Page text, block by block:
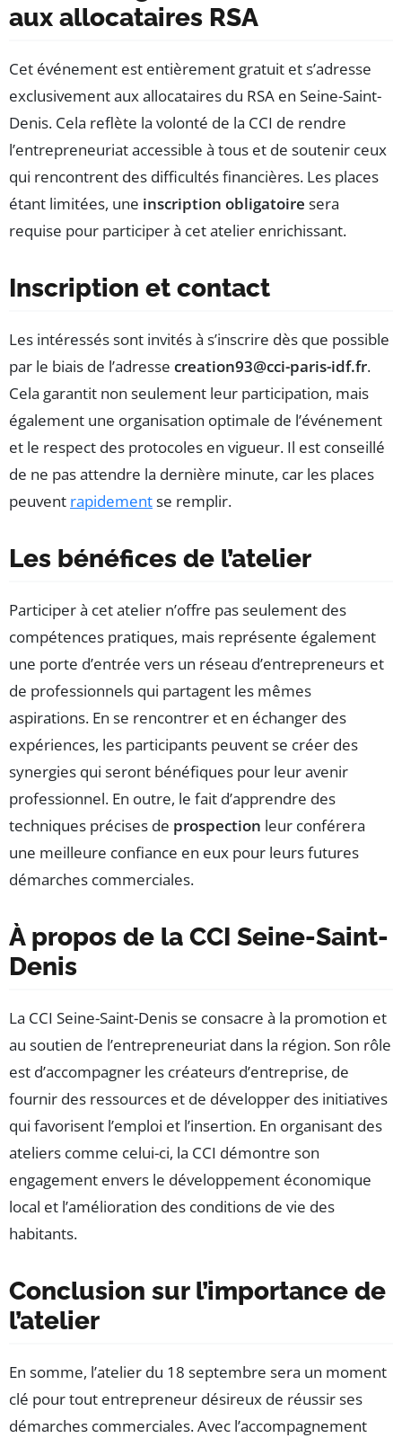
aux allocataires RSA
Cet événement est entièrement gratuit et s’adresse
exclusivement aux allocataires du RSA en Seine-Saint-
Denis. Cela reflète la volonté de la CCI de rendre
l’entrepreneuriat accessible à tous et de soutenir ceux
qui rencontrent des difficultés financières. Les places
étant limitées, une inscription obligatoire sera
requise pour participer à cet atelier enrichissant.
Inscription et contact
Les intéressés sont invités à s’inscrire dès que possible
par le biais de l’adresse creation93@cci-paris-idf.fr.
Cela garantit non seulement leur participation, mais
également une organisation optimale de l’événement
et le respect des protocoles en vigueur. Il est conseillé
de ne pas attendre la dernière minute, car les places
peuvent rapidementse remplir.
Les bénéfices de l’atelier
Participer à cet atelier n’offre pas seulement des
compétences pratiques, mais représente également
une porte d’entrée vers un réseau d’entrepreneurs et
de professionnels qui partagent les mêmes
aspirations. En se rencontrer et en échanger des
expériences, les participants peuvent se créer des
synergies qui seront bénéfiques pour leur avenir
professionnel. En outre, le fait d’apprendre des
techniques précises de prospection leur conférera
une meilleure confiance en eux pour leurs futures
démarches commerciales.
À propos de la CCI Seine-Saint-
Denis
La CCI Seine-Saint-Denis se consacre à la promotion et
au soutien de l’entrepreneuriat dans la région. Son rôle
est d’accompagner les créateurs d’entreprise, de
fournir des ressources et de développer des initiatives
qui favorisent l’emploi et l’insertion. En organisant des
ateliers comme celui-ci, la CCI démontre son
engagement envers le développement économique
local et l’amélioration des conditions de vie des
habitants.
Conclusion sur l’importance de
l’atelier
En somme, l’atelier du 18 septembre sera un moment
clé pour tout entrepreneur désireux de réussir ses
démarches commerciales. Avec l’accompagnement